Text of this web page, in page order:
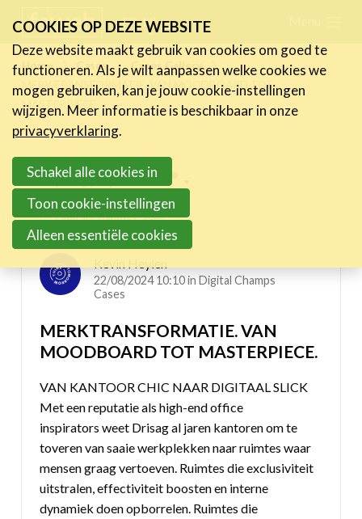
links
Jump
to
navigation
to
main
content
FR NL
Home Cases
Cases Gallery
MERKTRANSFORMATIE. VAN MOODBOARD TOT
MASTERPIECE.
Inspiring projects menu
Digital Champs Cases
22/08/2024 10:10 inDigital Champs
Cases
MERKTRANSFORMATIE. VAN
MOODBOARD TOT MASTERPIECE.
VAN KANTOOR CHIC NAAR DIGITAAL SLICK
Met een reputatie als high-end office
inspirators weet Drisag al jaren kantoren om te
toveren van saaie werkplekken naar ruimtes waar
mensen graag vertoeven. Ruimtes die exclusiviteit
uitstralen, effectiviteit boosten en interne
dynamiek doen opborrelen. Ruimtes die
Nieuws
Activiteiten
Expertise
Toolbox
Bedrijvenzoeker
COOKIES OP DEZE WEBSITE
Deze website maakt gebruik van cookies om goed te
functioneren. Als je wilt aanpassen welke cookies we
mogen gebruiken, kan je jouw cookie-instellingen
wijzigen. Meer informatie is beschikbaar in onze
privacyverklaring.
Schakel alle cookies in
Toon cookie-instellingen
Alleen essentiële cookies